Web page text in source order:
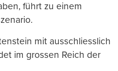
führt zu einem
mit ausschliesslich
im grossen Reich der